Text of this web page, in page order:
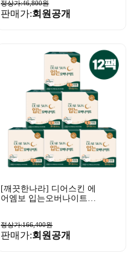
정상가:46,800원
판매가:회원공개
[깨끗한나라] 디어스킨 에
어엠보 입는오버나이트
정상가:166,400원
판매가:회원공개